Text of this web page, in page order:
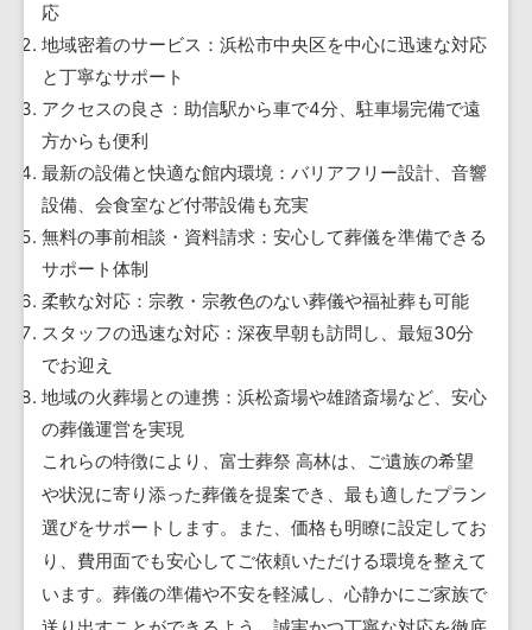
応
地域密着のサービス：浜松市中央区を中心に迅速な対応
と丁寧なサポート
アクセスの良さ：助信駅から車で4分、駐車場完備で遠
方からも便利
最新の設備と快適な館内環境：バリアフリー設計、音響
設備、会食室など付帯設備も充実
無料の事前相談・資料請求：安心して葬儀を準備できる
サポート体制
柔軟な対応：宗教・宗教色のない葬儀や福祉葬も可能
スタッフの迅速な対応：深夜早朝も訪問し、最短30分
でお迎え
地域の火葬場との連携：浜松斎場や雄踏斎場など、安心
の葬儀運営を実現
これらの特徴により、富士葬祭 高林は、ご遺族の希望
や状況に寄り添った葬儀を提案でき、最も適したプラン
選びをサポートします。また、価格も明瞭に設定してお
り、費用面でも安心してご依頼いただける環境を整えて
います。葬儀の準備や不安を軽減し、心静かにご家族で